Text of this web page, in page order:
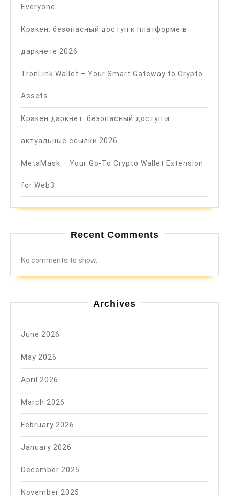
Everyone
Кракен: безопасный доступ к платформе в
даркнете 2026
TronLink Wallet – Your Smart Gateway to Crypto
Assets
Кракен даркнет: безопасный доступ и
актуальные ссылки 2026
MetaMask – Your Go-To Crypto Wallet Extension
for Web3
Recent Comments
No comments to show.
Archives
June 2026
May 2026
April 2026
March 2026
February 2026
January 2026
December 2025
November 2025